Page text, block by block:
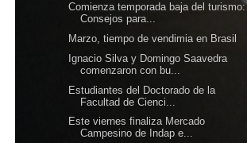
Comienza temporada baja del turismo:
Consejos para...
Marzo, tiempo de vendimia en Brasil
Ignacio Silva y Domingo Saavedra
comenzaron con bu...
Estudiantes del Doctorado de la
Facultad de Cienci...
Este viernes finaliza Mercado
Campesino de Indap e...